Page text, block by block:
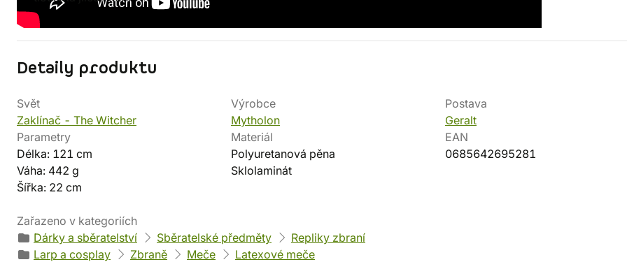
Detaily produktu
Svět
Zaklínač - The Witcher
Výrobce
Mytholon
Postava
Geralt
Parametry
Délka: 121 cm
Váha: 442 g
Šířka: 22 cm
Materiál
Polyuretanová pěna
Sklolaminát
EAN
0685642695281
Zařazeno v kategoriích
Dárky a sběratelství
Sběratelské předměty
Repliky zbraní
Larp a cosplay
Zbraně Meče Latexové meče